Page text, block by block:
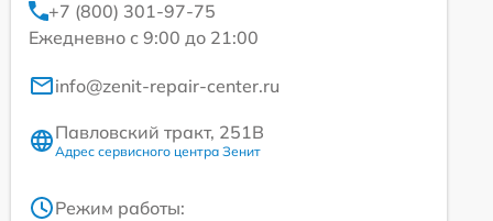
+7 (800) 301-97-75
Ежедневно с 9:00 до 21:00
info@zenit-repair-center.ru
Павловский тракт, 251В
Адрес сервисного центра Зенит
Режим работы: